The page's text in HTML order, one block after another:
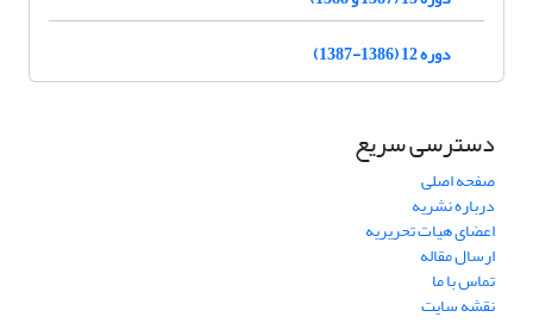
دوره 12 (1386-1387)
دسترسی سریع
صفحه اصلی
درباره نشریه
اعضای هیات تحریریه
ارسال مقاله
تماس با ما
نقشه سایت